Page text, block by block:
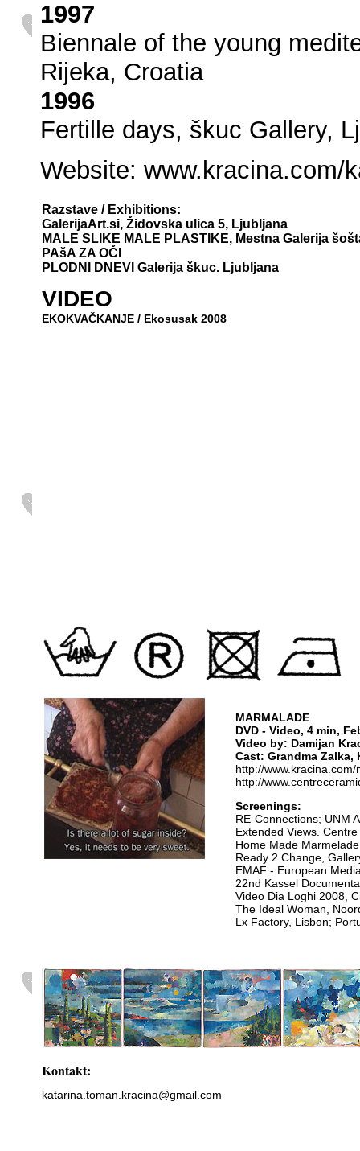
1997
Biennale of the young
Rijeka, Croatia
1996
Fertille days, škuc Gallery,
Website: www.kracina.com/
Razstave / Exhibitions:
GalerijaArt.si, Židovska ulica 5, Ljubljana
MALE SLIKE MALE PLASTIKE, Mestna Galerija
PAšA ZA OČI
PLODNI DNEVI Galerija škuc. Ljubljana
VIDEO
EKOKVAČKANJE / Ekosusak 2008
MARMALADE
DVD - Video, 4 min,
Video by: Damijan
Cast: Grandma Zalka,
http://
http://
Screenings:
RE-Connections; UNM
Extended Views.
Home Made
Ready 2 Change,
EMAF - European
22nd Kassel
Video Dia Loghi 2008,
The Ideal Woman,
Lx Factory, Lisbon;
Kontakt:
katarina.toman.kracina@gmail.com